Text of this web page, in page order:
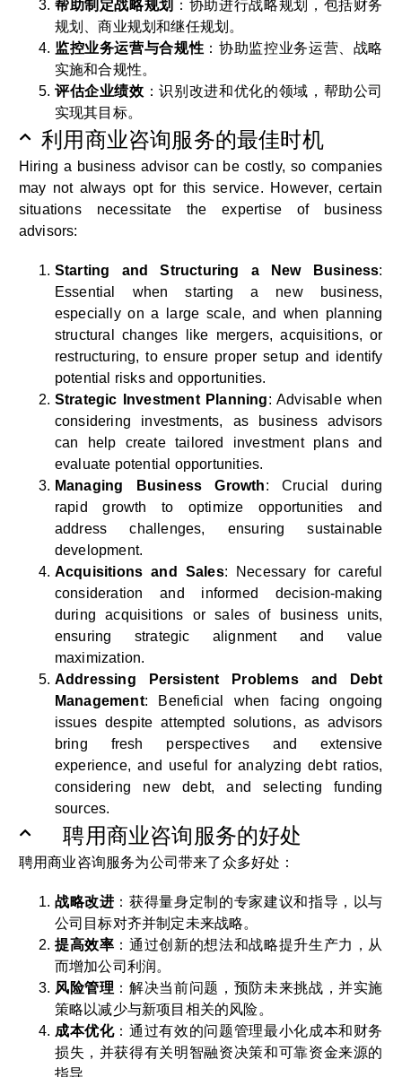
帮助制定战略规划
：协助进行战略规划，包括财务
规划、商业规划和继任规划。
监控业务运营与合规性 ：协助监控业务运营、战略
实施和合规性。
评估企业绩效 ：识别改进和优化的领域，帮助公司
实现其目标。
利用商业咨询服务的最佳时机
Hiring a business advisor can be costly, so companies
may not always opt for this service. However, certain
situations necessitate the expertise of business
advisors:
Starting and Structuring a New Business:
Essential when starting a new business,
especially on a large scale, and when planning
structural changes like mergers, acquisitions, or
restructuring, to ensure proper setup and identify
potential risks and opportunities.
Strategic Investment Planning: Advisable when
considering investments, as business advisors
can help create tailored investment plans and
evaluate potential opportunities.
Managing Business Growth: Crucial during
rapid growth to optimize opportunities and
address challenges, ensuring sustainable
development.
Acquisitions and Sales: Necessary for careful
consideration and informed decision-making
during acquisitions or sales of business units,
ensuring strategic alignment and value
maximization.
Addressing Persistent Problems and Debt
Management: Beneficial when facing ongoing
issues despite attempted solutions, as advisors
bring fresh perspectives and extensive
experience, and useful for analyzing debt ratios,
considering new debt, and selecting funding
sources.
聘用商业咨询服务的好处
聘用商业咨询服务为公司带来了众多好处：
战略改进 ：获得量身定制的专家建议和指导，以与
公司目标对齐并制定未来战略。
提高效率 ：通过创新的想法和战略提升生产力，从
而增加公司利润。
风险管理 ：解决当前问题，预防未来挑战，并实施
策略以减少与新项目相关的风险。
成本优化：通过有效的问题管理最小化成本和财务
损失，并获得有关明智融资决策和可靠资金来源的
指导。